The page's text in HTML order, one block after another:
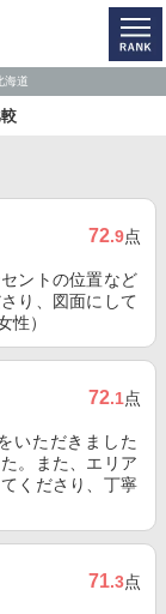
海道
72.9点
ントの位置など
り、図面にして
性）
72.1点
いただきました
。また、エリア
くださり、丁寧
71.3点